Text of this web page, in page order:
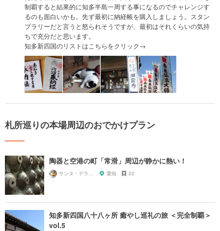
制覇すると結果的に知多半島一周する事になるのでチャレンジす
るのも面白いかも。先ず最初に納経帳を購入しましょう。スタン
プラリーだと言うと怒られそうですが、最初はそれくらいの気持
ちで充分だと思います。
知多新四国のリストはこちらをクリック→
札所巡りの本場周辺のおでかけプラン
陶器と空港の町「常滑」周辺が静かに熱い！
サンタ・デラックス 愛知 22
知多新四国八十八ヶ所 癒やし巡礼の旅 ＜完全制覇＞
vol.5